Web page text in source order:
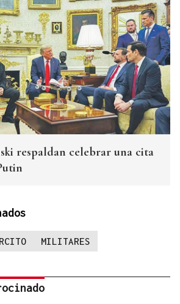
respaldan celebrar una cita
MILITARES